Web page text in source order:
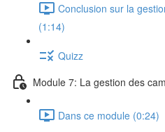
Conclusion sur la
(1:14)
Quizz
Module 7: La gestion des
Dans ce module (0:24)